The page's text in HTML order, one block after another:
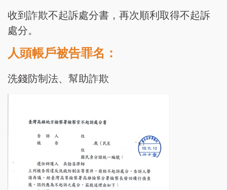
收到詐欺不起訴處分書，再次順利取得不起訴
處分。
人頭帳戶被告罪名：
洗錢防制法、幫助詐欺